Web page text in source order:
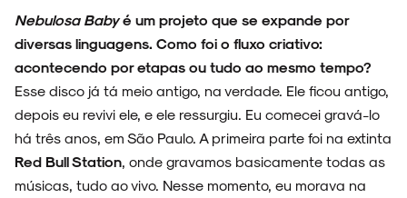
Nebulosa Babyé um projeto que se expande por
diversas linguagens. Como foi o fluxo criativo:
acontecendo por etapas ou tudo ao mesmo tempo?
Esse disco já tá meio antigo, na verdade. Ele ficou antigo,
depois eu revivi ele, e ele ressurgiu. Eu comecei gravá-lo
há três anos, em São Paulo. A primeira parte foi na extinta
Red Bull Station , onde gravamos basicamente todas as
músicas, tudo ao vivo. Nesse momento, eu morava na